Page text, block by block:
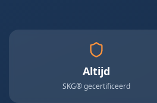
Altijd
SKG® gecertificeerd